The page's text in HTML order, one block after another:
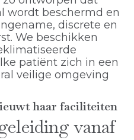
wordt beschermd en
discrete en
We beschikken
patiënt zich in een
veilige omgeving
haar faciliteiten
vanaf